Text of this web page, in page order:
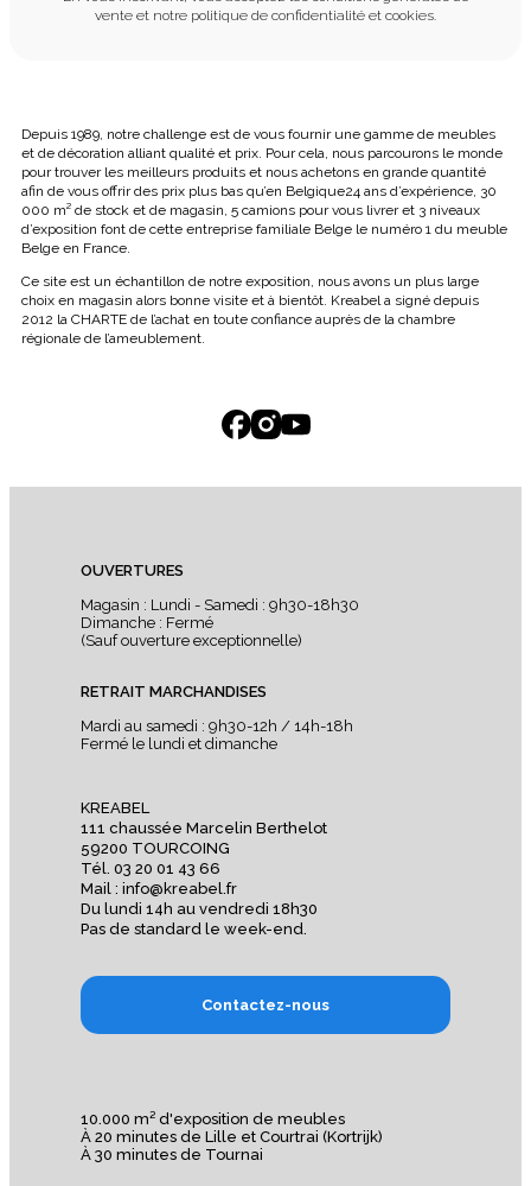
vente et notre politique de confidentialité et cookies.
Depuis 1989, notre challenge est de vous fournir une gamme de meubles
et de décoration alliant qualité et prix. Pour cela, nous parcourons le monde
pour trouver les meilleurs produits et nous achetons en grande quantité
afin de vous offrir des prix plus bas qu’en Belgique24 ans d’expérience, 30
000 m² de stock et de magasin, 5 camions pour vous livrer et 3 niveaux
d’exposition font de cette entreprise familiale Belge le numéro 1 du meuble
Belge en France.
Ce site est un échantillon de notre exposition, nous avons un plus large
choix en magasin alors bonne visite et à bientôt. Kreabel a signé depuis
2012 la CHARTE de l’achat en toute confiance auprès de la chambre
régionale de l’ameublement.
OUVERTURES
Magasin : Lundi - Samedi : 9h30-18h30
Dimanche : Fermé
(Sauf ouverture exceptionnelle)
RETRAIT MARCHANDISES
Mardi au samedi : 9h30-12h / 14h-18h
Fermé le lundi et dimanche
KREABEL
111 chaussée Marcelin Berthelot
59200 TOURCOING
Tél. 03 20 01 43 66
Mail : info@kreabel.fr
Du lundi 14h au vendredi 18h30
Pas de standard le week-end.
Contactez-nous
10.000 m² d'exposition de meubles
À 20 minutes de Lille et Courtrai (Kortrijk)
À 30 minutes de Tournai